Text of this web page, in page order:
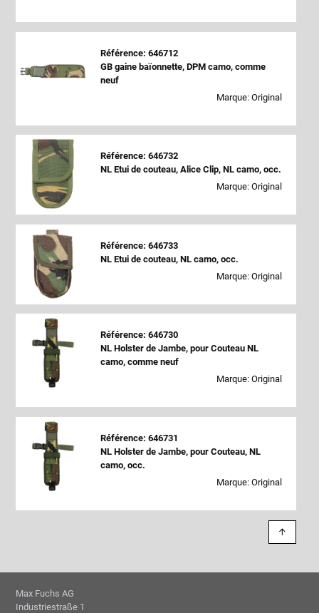
Référence: 646712
GB gaine baïonnette, DPM camo, comme
neuf
Marque: Original
Référence: 646732
NL Etui de couteau, Alice Clip, NL camo, occ.
Marque: Original
Référence: 646733
NL Etui de couteau, NL camo, occ.
Marque: Original
Référence: 646730
NL Holster de Jambe, pour Couteau NL
camo, comme neuf
Marque: Original
Référence: 646731
NL Holster de Jambe, pour Couteau, NL
camo, occ.
Marque: Original
↑
Max Fuchs AG
Industriestraße 1